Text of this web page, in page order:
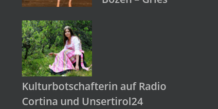
Kulturbotschafterin auf Radio
Cortina und Unsertirol24